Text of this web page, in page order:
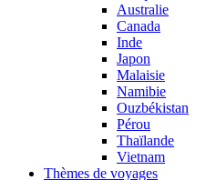
Australie
Canada
Inde
Japon
Malaisie
Namibie
Ouzbékistan
Pérou
Thaïlande
Vietnam
Thèmes de voyages